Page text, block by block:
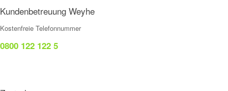
Kundenbetreuung Weyhe
Kostenfreie Telefonnummer
0800 122 122 5